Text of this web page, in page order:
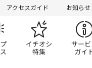
アクセスガイド お知らせ
覧 ショップニュース
イチオ